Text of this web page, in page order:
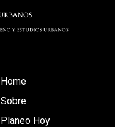
Home
Sobre
Planeo Hoy